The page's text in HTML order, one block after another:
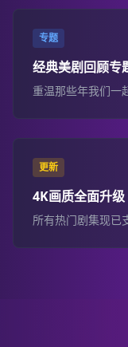
专题
经典美剧回顾专
重温那些年我们一
更新
4K画质全面升级
所有热门剧集现已